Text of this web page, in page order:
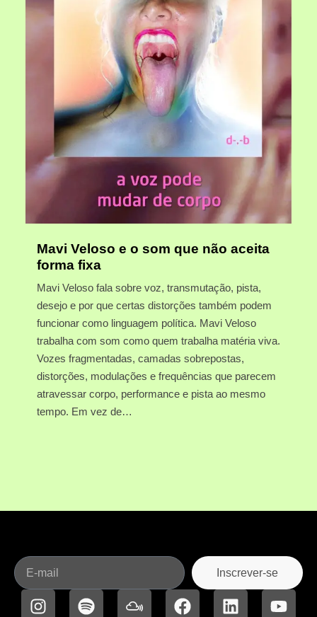
Mavi Veloso e o som que não aceita
forma fixa
Mavi Veloso fala sobre voz, transmutação, pista,
desejo e por que certas distorções também podem
funcionar como linguagem política. Mavi Veloso
trabalha com som como quem trabalha matéria viva.
Vozes fragmentadas, camadas sobrepostas,
distorções, modulações e frequências que parecem
atravessar corpo, performance e pista ao mesmo
tempo. Em vez de…
Inscrever-se